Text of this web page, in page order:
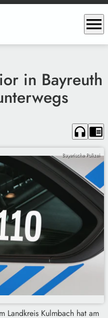
menu
in Bayreuth
headphones chrome_reader_mode
Bayerische Polizei
Landkreis Kulmbach hat am